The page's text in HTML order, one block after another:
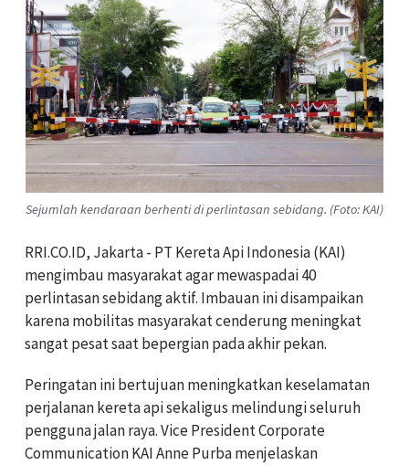
Sejumlah kendaraan berhenti di perlintasan sebidang. (Foto: KAI)
RRI.CO.ID, Jakarta - PT Kereta Api Indonesia (KAI)
mengimbau masyarakat agar mewaspadai 40
perlintasan sebidang aktif. Imbauan ini disampaikan
karena mobilitas masyarakat cenderung meningkat
sangat pesat saat bepergian pada akhir pekan.
Peringatan ini bertujuan meningkatkan keselamatan
perjalanan kereta api sekaligus melindungi seluruh
pengguna jalan raya. Vice President Corporate
Communication KAI Anne Purba menjelaskan